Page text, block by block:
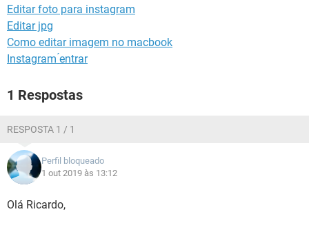
Editar foto para instagram
Editar jpg
Como editar imagem no macbook
Instagram ́entrar
1 Respostas
RESPOSTA 1 / 1
Perfil bloqueado
1 out 2019 às 13:12
Olá Ricardo,